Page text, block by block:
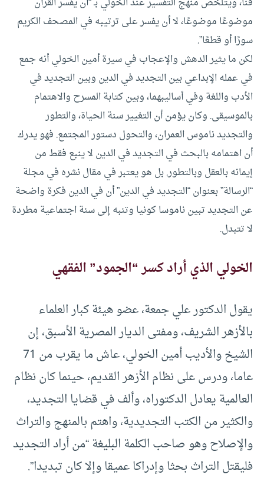
موضوعًا موضوعًا، لا أن يفسر على ترتيبه في المصحف الكريم
سورًا أو قطعًا”.
لكن ما يثير الدهش والإعجاب في سيرة أمين الخولي أنه جمع
في عمله الإبداعي بين التجديد في الدين وبين التجديد في
الأدب واللغة وفي أساليبهما، وبين كتابة المسرح والاهتمام
بالموسيقى. وكان يؤمن أن التغيير سنة الحياة، والتطور
والتجديد ناموس العمران، والتحول دستور المجتمع. فهو يدرك
أن اهتمامه بالبحث في التجديد في الدين لا ينبع فقط من
إيمانه بالعقل وبالتطور. بل هو يعتبر في مقال نشره في مجلة
“الرسالة” بعنوان “التجديد في الدين” أن في الدين فكرة واضحة
عن التجديد تبين ناموسا كونيا وتنبه إلى سنة اجتماعية مطردة
لا تتبدل.
الخولي الذي أراد كسر “الجمود” الفقهي
يقول الدكتور علي جمعة، عضو هيئة كبار العلماء
بالأزهر الشريف، ومفتى الديار المصرية الأسبق، إن
الشيخ والأديب أمين الخولي، عاش ما يقرب من 71
عاما، ودرس على نظام الأزهر القديم، حينما كان نظام
العالمية يعادل الدكتوراه، وألف في قضايا التجديد،
والكثير من الكتب التجديدية، واهتم بالمنهج والتراث
والإصلاح وهو صاحب الكلمة البليغة “من أراد التجديد
فليقتل التراث بحثا وإدراكا عميقا وإلا كان تبديدا”.